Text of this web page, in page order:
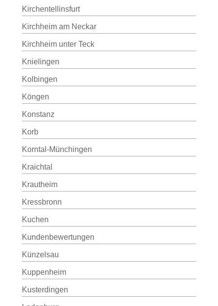
Kirchentellinsfurt
Kirchheim am Neckar
Kirchheim unter Teck
Knielingen
Kolbingen
Köngen
Konstanz
Korb
Korntal-Münchingen
Kraichtal
Krautheim
Kressbronn
Kuchen
Kundenbewertungen
Künzelsau
Kuppenheim
Kusterdingen